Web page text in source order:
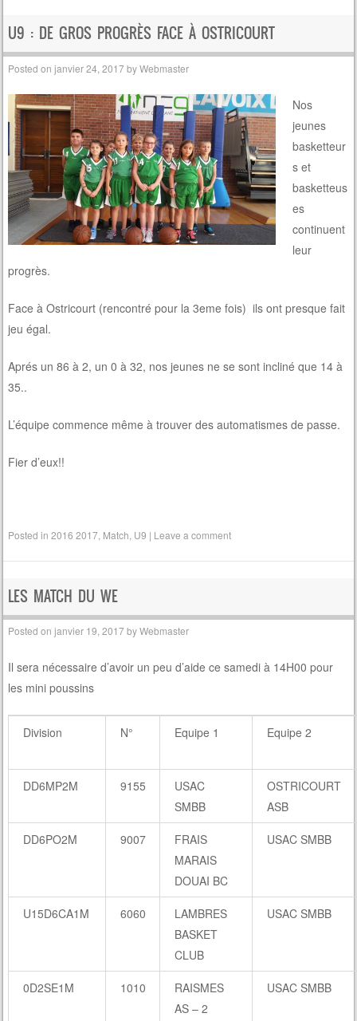
U9 : DE GROS PROGRÈS FACE À OSTRICOURT
Posted onjanvier 24, 2017byWebmaster
Nos
jeunes
basketteur
s et
basketteus
es
continuent
leur
progrès.
Face à Ostricourt (rencontré pour la 3eme fois) ils ont presque fait
jeu égal.
Aprés un 86 à 2, un 0 à 32, nos jeunes ne se sont incliné que 14 à
35..
L’équipe commence même à trouver des automatismes de passe.
Fier d’eux!!
Posted in2016 2017 Match U9 | Leave a comment
LES MATCH DU WE
Posted onjanvier 19, 2017byWebmaster
Il sera nécessaire d’avoir un peu d’aide ce samedi à 14H00 pour
les mini poussins
Division N° Equipe 1 Equipe 2
DD6MP2M 9155
USAC
SMBB
OSTRICOURT
ASB
DD6PO2M 9007
FRAIS
MARAIS
DOUAI BC
USAC SMBB
U15D6CA1M 6060
LAMBRES
BASKET
CLUB
USAC SMBB
0D2SE1M 1010
RAISMES
AS – 2
USAC SMBB